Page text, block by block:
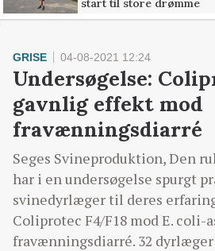
start til store drømme
GRISE 04-08-2021 12:24
Undersøgelse:
gavnlig effekt mod
fravænningsdiarré
Seges Svineproduktion, Den
har i en undersøgelse spurgt
svinedyrlæger til deres
Coliprotec F4/F18 mod E. coli-
fravænningsdiarré. 32